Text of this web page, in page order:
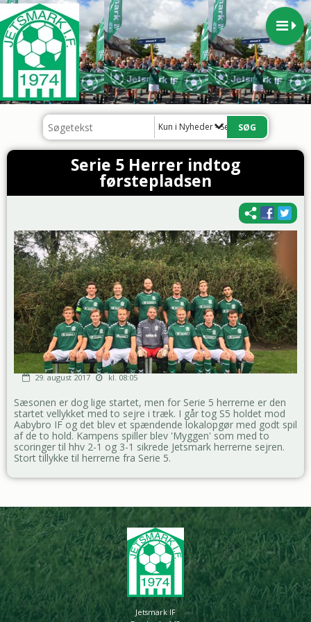
Kun i Nyheder - Senior
Serie 5 Herrer indtog
førstepladsen
29. august 2017 kl. 08:05
Sæsonen er dog lige startet, men for Serie 5 herrerne er den
startet vellykket med to sejre i træk. I går tog S5 holdet mod
Aabybro IF og det blev et spændende lokalopgør med godt spil
af de to hold. Kampens spiller blev 'Myggen' som med to
scoringer til hhv 2-1 og 3-1 sikrede Jetsmark herrerne sejren.
Stort tillykke til herrerne fra Serie 5.
Jetsmark IF